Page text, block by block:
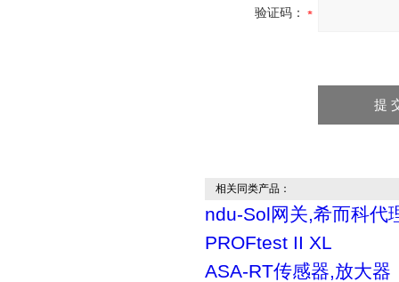
验证码：
相关同类产品：
ndu-Sol网关,希而科代
PROFtest II XL
ASA-RT传感器,放大器